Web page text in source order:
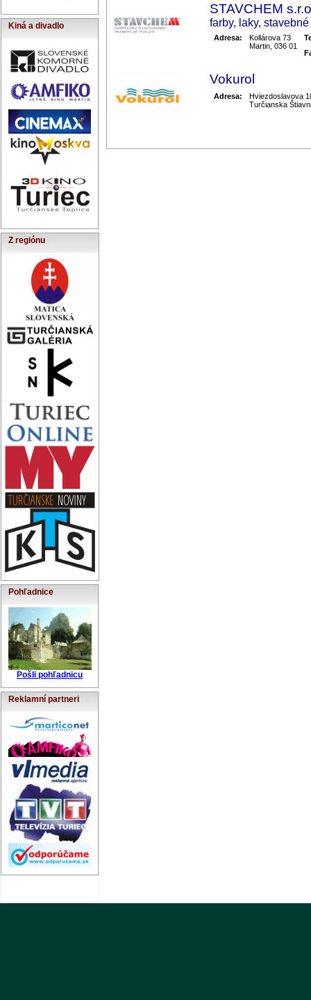
Kiná a divadlo
Z regiónu
Pohľadnice
Pošli pohľadnicu
Reklamní partneri
STAVCHEM
farby, laky,
Adresa:
Kollárova 73
Martin, 036 01
Vokurol
Adresa:
Hviezdoslavova
Turčianska